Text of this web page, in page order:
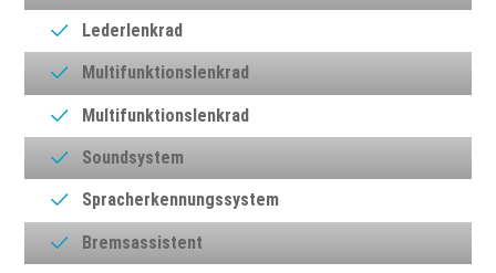
Lederlenkrad
Multifunktionslenkrad
Multifunktionslenkrad
Soundsystem
Spracherkennungssystem
Bremsassistent